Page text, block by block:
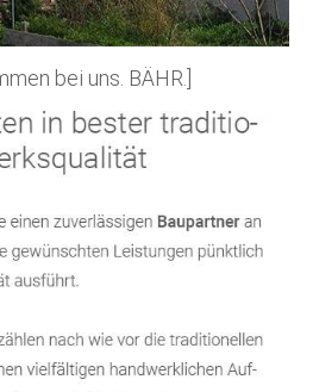
bei uns. BÄHR.]